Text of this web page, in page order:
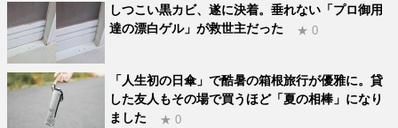
しつこい黒カビ、遂に決着。垂れない「プロ御用
達の漂白ゲル」が救世主だった
★ 0
「人生初の日傘」で酷暑の箱根旅行が優雅に。貸
した友人もその場で買うほど「夏の相棒」になり
ました
★ 0